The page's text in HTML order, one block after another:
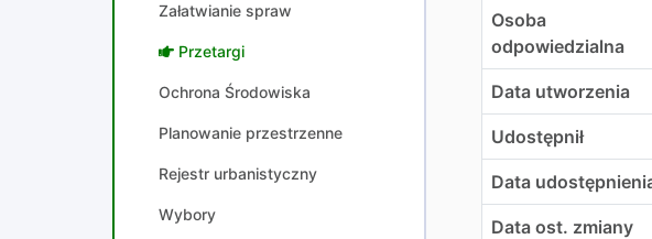
Załatwianie spraw
Przetargi
Ochrona Środowiska
Planowanie przestrzenne
Rejestr urbanistyczny
Wybory
Osoba
odpowiedzialna
Data utworzenia
Udostępnił
Data
Data ost. zmiany